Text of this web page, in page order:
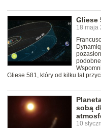
Gliese
18 maja
Gliese 581, który od kilku lat
sobą
10